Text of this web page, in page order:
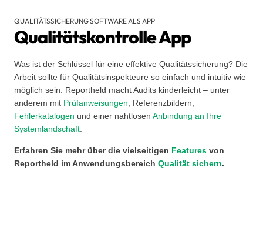
QUALITÄTSSICHERUNG SOFTWARE ALS APP
Qualitätskontrolle App
Was ist der Schlüssel für eine effektive Qualitätssicherung? Die
Arbeit sollte für Qualitätsinspekteure so einfach und intuitiv wie
möglich sein. Reportheld macht Audits kinderleicht – unter
anderem mit Prüfanweisungen , Referenzbildern,
Fehlerkatalogen und einer nahtlosen Anbindung an Ihre
Systemlandschaft.
Erfahren Sie mehr über die vielseitigen Featuresvon
Reportheld im Anwendungsbereich Qualität sichern.